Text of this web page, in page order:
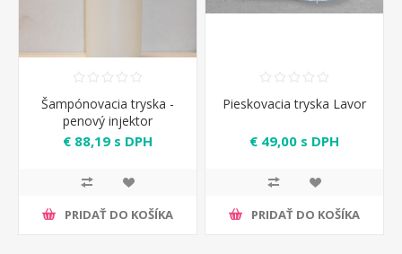
Šampónovacia tryska -
penový injektor
6.602.0051
€ 88,19 s DPH
PRIDAŤ DO KOŠÍKA
Pieskovacia tryska Lavor
€ 49,00 s DPH
PRIDAŤ DO KOŠÍKA